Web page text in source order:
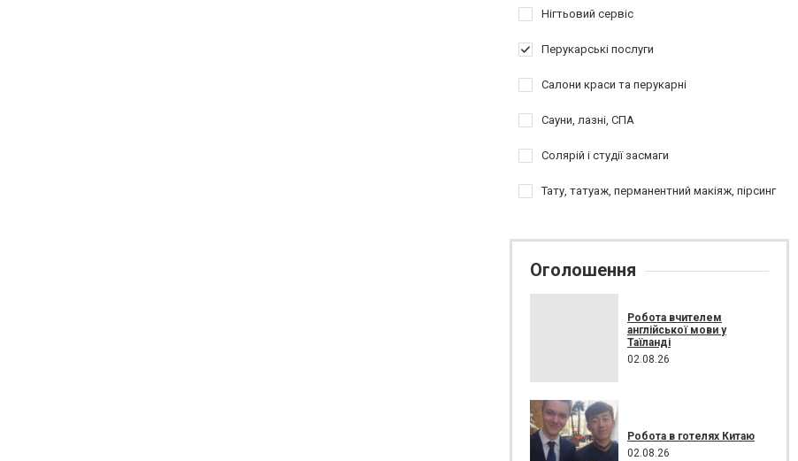
Нігтьовий сервіс
Перукарські послуги
Салони краси та перукарні
Сауни, лазні, СПА
Солярій і студії засмаги
Тату, татуаж, перманентний макіяж, пірсинг
Оголошення
Робота вчителем
англійської мови у
Таїланді
02.08.26
Робота в готелях Китаю
02.08.26